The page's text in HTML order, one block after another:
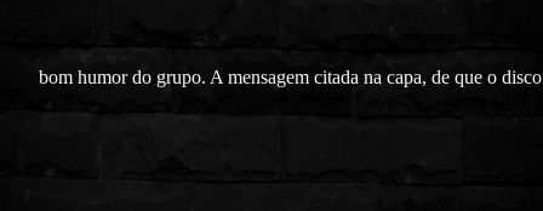
bom humor do grupo. A mensagem citada na capa, de que o